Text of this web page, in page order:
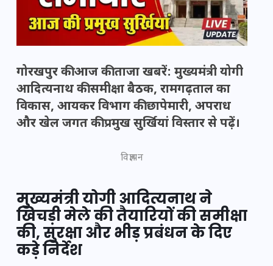
गोरखपुर की आज की ताजा खबरें: मुख्यमंत्री योगी
आदित्यनाथ की समीक्षा बैठक, रामगढ़ताल का
विकास, आयकर विभाग की छापेमारी, अपराध
और खेल जगत की प्रमुख सुर्खियां विस्तार से पढ़ें।
विज्ञापन
मुख्यमंत्री योगी आदित्यनाथ ने
खिचड़ी मेले की तैयारियों की समीक्षा
की, सुरक्षा और भीड़ प्रबंधन के दिए
कड़े निर्देश